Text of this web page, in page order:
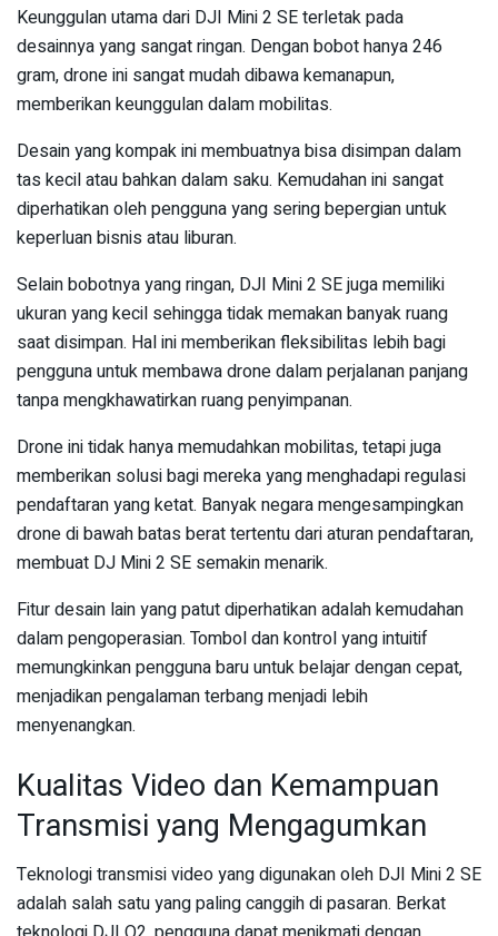
Keunggulan utama dari DJI Mini 2 SE terletak pada
desainnya yang sangat ringan. Dengan bobot hanya 246
gram, drone ini sangat mudah dibawa kemanapun,
memberikan keunggulan dalam mobilitas.
Desain yang kompak ini membuatnya bisa disimpan dalam
tas kecil atau bahkan dalam saku. Kemudahan ini sangat
diperhatikan oleh pengguna yang sering bepergian untuk
keperluan bisnis atau liburan.
Selain bobotnya yang ringan, DJI Mini 2 SE juga memiliki
ukuran yang kecil sehingga tidak memakan banyak ruang
saat disimpan. Hal ini memberikan fleksibilitas lebih bagi
pengguna untuk membawa drone dalam perjalanan panjang
tanpa mengkhawatirkan ruang penyimpanan.
Drone ini tidak hanya memudahkan mobilitas, tetapi juga
memberikan solusi bagi mereka yang menghadapi regulasi
pendaftaran yang ketat. Banyak negara mengesampingkan
drone di bawah batas berat tertentu dari aturan pendaftaran,
membuat DJ Mini 2 SE semakin menarik.
Fitur desain lain yang patut diperhatikan adalah kemudahan
dalam pengoperasian. Tombol dan kontrol yang intuitif
memungkinkan pengguna baru untuk belajar dengan cepat,
menjadikan pengalaman terbang menjadi lebih
menyenangkan.
Kualitas Video dan Kemampuan
Transmisi yang Mengagumkan
Teknologi transmisi video yang digunakan oleh DJI Mini 2 SE
adalah salah satu yang paling canggih di pasaran. Berkat